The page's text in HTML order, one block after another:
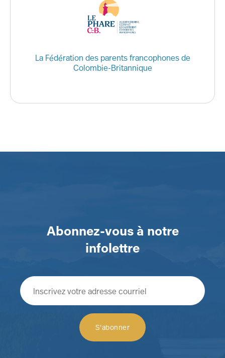
La Fédération des parents francophones de
Colombie-Britannique
Abonnez-vous à notre
infolettre